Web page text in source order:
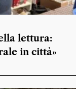
lettura:
in città»